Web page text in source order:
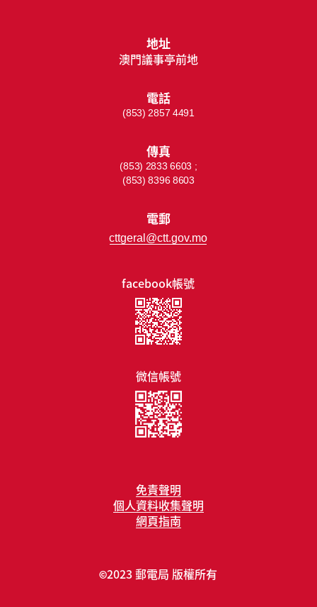
免責聲明
個人資料收集聲明
網頁指南
facebook帳號
微信帳號
地址
澳門議事亭前地
電話
(853) 2857 4491
傳真
(853) 2833 6603 ;
(853) 8396 8603
電郵
cttgeral@ctt.gov.mo
©2023 郵電局 版權所有